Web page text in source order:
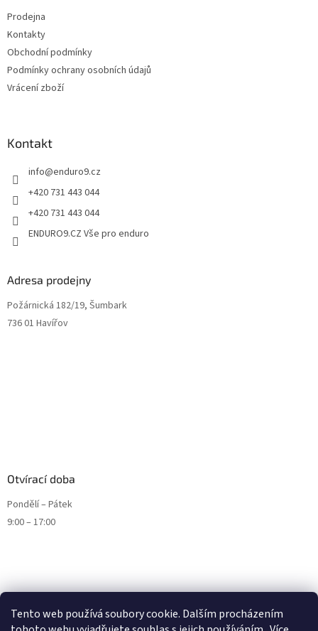
Tento web používá soubory cookie. Dalším procházením
Prodejna
Kontakty
Obchodní podmínky
Podmínky ochrany osobních údajů
Vrácení zboží
Kontakt
info@enduro9.cz
+420 731 443 044
+420 731 443 044
ENDURO9.CZ Vše pro enduro
Adresa prodejny
Požárnická 182/19, Šumbark
736 01 Havířov
Otvírací doba
Pondělí – Pátek
9:00 – 17:00